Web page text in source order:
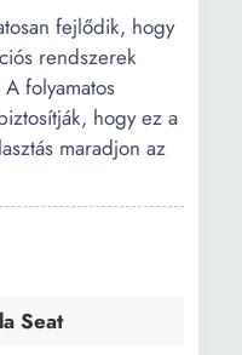
fejlődik, hogy
rendszerek
folyamatos
hogy ez a
maradjon az
Seat